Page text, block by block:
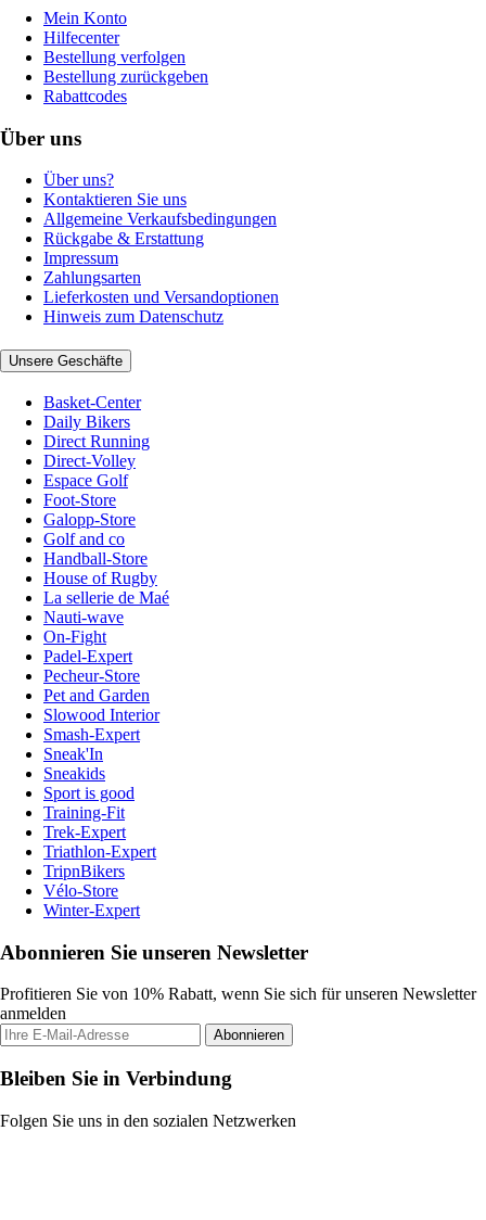
Mein Konto
Hilfecenter
Bestellung verfolgen
Bestellung zurückgeben
Rabattcodes
Über uns
Über uns?
Kontaktieren Sie uns
Allgemeine Verkaufsbedingungen
Rückgabe & Erstattung
Impressum
Zahlungsarten
Lieferkosten und Versandoptionen
Hinweis zum Datenschutz
Unsere Geschäfte
Basket-Center
Daily Bikers
Direct Running
Direct-Volley
Espace Golf
Foot-Store
Galopp-Store
Golf and co
Handball-Store
House of Rugby
La sellerie de Maé
Nauti-wave
On-Fight
Padel-Expert
Pecheur-Store
Pet and Garden
Slowood Interior
Smash-Expert
Sneak'In
Sneakids
Sport is good
Training-Fit
Trek-Expert
Triathlon-Expert
TripnBikers
Vélo-Store
Winter-Expert
Abonnieren Sie unseren Newsletter
Profitieren Sie von 10% Rabatt, wenn Sie sich für unseren Newsletter
anmelden
Abonnieren
Bleiben Sie in Verbindung
Folgen Sie uns in den sozialen Netzwerken